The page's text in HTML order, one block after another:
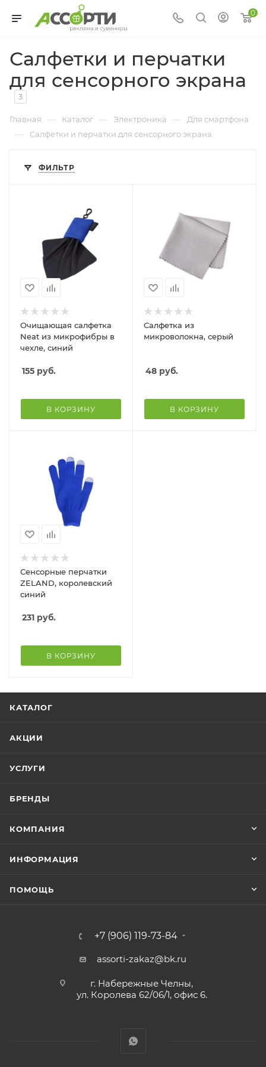
0
Салфетки и перчатки
для сенсорного экрана
3
Главная — Каталог — Электроника — Для смартфона
— Салфетки и перчатки для сенсорного экрана
ФИЛЬТР
Очищающая салфетка
Neat из микрофибры в
чехле, синий
155 руб.
В КОРЗИНУ
Салфетка из
микроволокна, серый
48 руб.
В КОРЗИНУ
Сенсорные перчатки
ZELAND, королевский
синий
231 руб.
В КОРЗИНУ
КАТАЛОГ
АКЦИИ
УСЛУГИ
БРЕНДЫ
КОМПАНИЯ
ИНФОРМАЦИЯ
ПОМОЩЬ
+7 (906) 119-73-84
assorti-zakaz@bk.ru
г. Набережные Челны,
ул. Королева 62/06/1, офис 6.